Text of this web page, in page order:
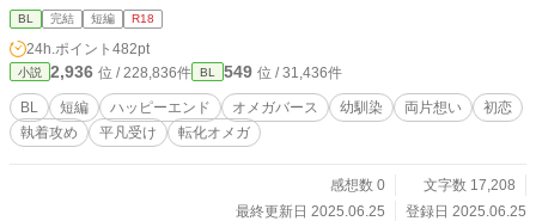
染みαの執着により、βから転化し後天性Ωになる話です。両片想いのハピエンで
す。 他サイト様にも投稿しております。
BL 完結 短編 R18
24h.ポイント 482pt
小説 2,936 位 / 228,836件 BL 549 位 / 31,436件
BL 短編 ハッピーエンド オメガバース 幼馴染 両片想い
初恋
執着攻め
平凡受け 転化オメガ
感想数 0
文字数 17,208
最終更新日 2025.06.25
登録日 2025.06.25